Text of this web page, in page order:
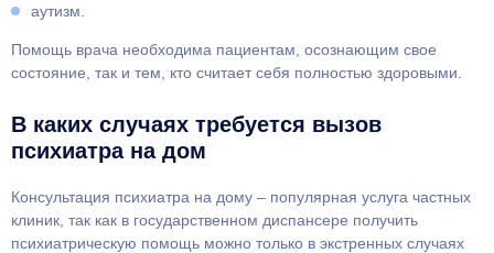
аутизм.
Помощь врача необходима пациентам, осознающим свое
состояние, так и тем, кто считает себя полностью здоровыми.
В каких случаях требуется вызов
психиатра на дом
Консультация психиатра на дому – популярная услуга частных
клиник, так как в государственном диспансере получить
психиатрическую помощь можно только в экстренных случаях